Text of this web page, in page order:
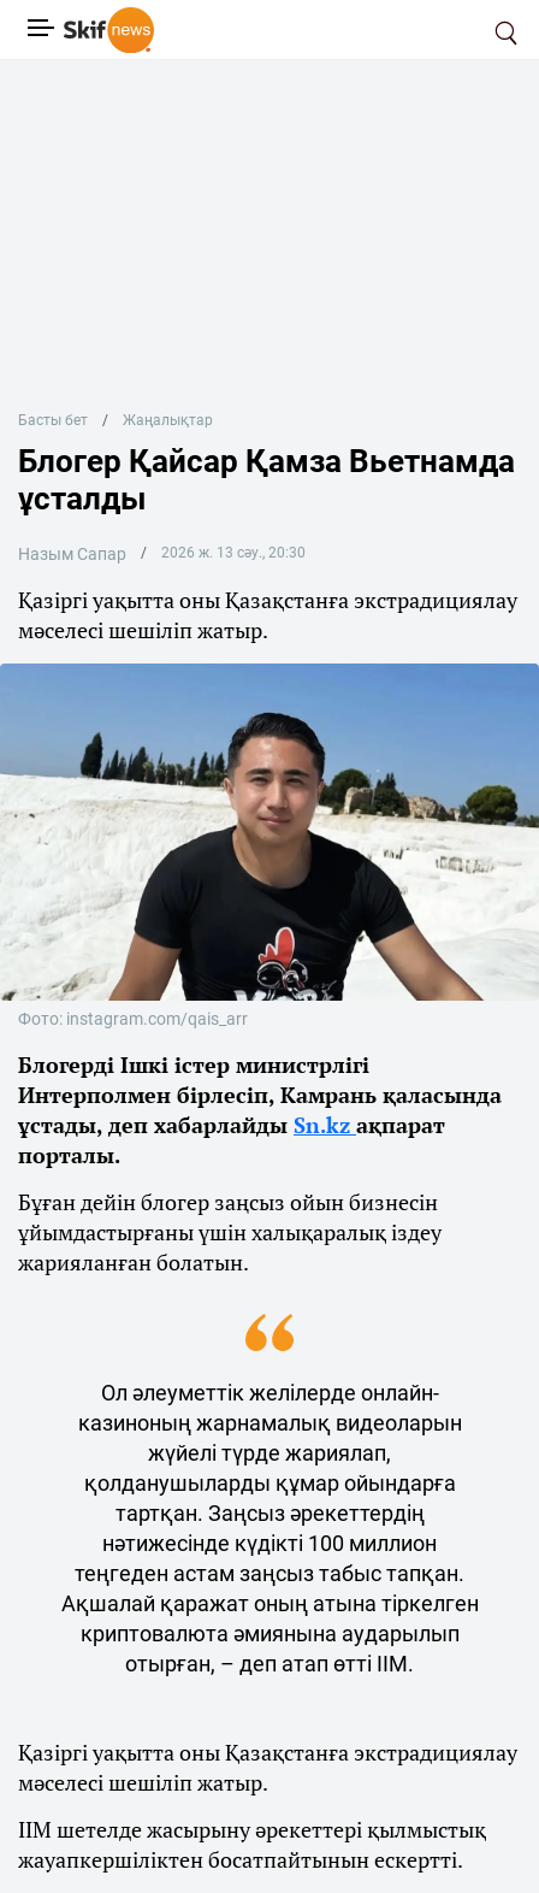
Басты бет Жаңалықтар
Блогер Қайсар Қамза Вьетнамда
ұсталды
Назым Сапар 2026 ж. 13 сәу., 20:30
Қазіргі уақытта оны Қазақстанға экстрадициялау
мәселесі шешіліп жатыр.
Фото: instagram.com/qais_arr
Блогерді Ішкі істер министрлігі
Интерполмен бірлесіп, Камрань қаласында
ұстады, деп хабарлайды Sn.kz ақпарат
порталы.
Бұған дейін блогер заңсыз ойын бизнесін
ұйымдастырғаны үшін халықаралық іздеу
жарияланған болатын.
Ол әлеуметтік желілерде онлайн-
казиноның жарнамалық видеоларын
жүйелі түрде жариялап,
қолданушыларды құмар ойындарға
тартқан. Заңсыз әрекеттердің
нәтижесінде күдікті 100 миллион
теңгеден астам заңсыз табыс тапқан.
Ақшалай қаражат оның атына тіркелген
криптовалюта әмиянына аударылып
отырған, – деп атап өтті ІІМ.
Қазіргі уақытта оны Қазақстанға экстрадициялау
мәселесі шешіліп жатыр.
ІІМ шетелде жасырыну әрекеттері қылмыстық
жауапкершіліктен босатпайтынын ескертті.